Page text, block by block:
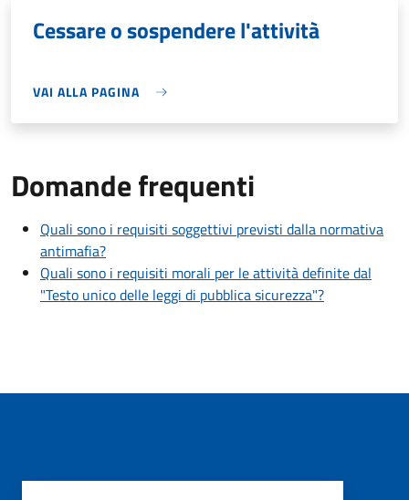
Cessare o sospendere l'attività
VAI ALLA PAGINA
Domande frequenti
Quali sono i requisiti soggettivi previsti dalla normativa
antimafia?
Quali sono i requisiti morali per le attività definite dal
"Testo unico delle leggi di pubblica sicurezza"?